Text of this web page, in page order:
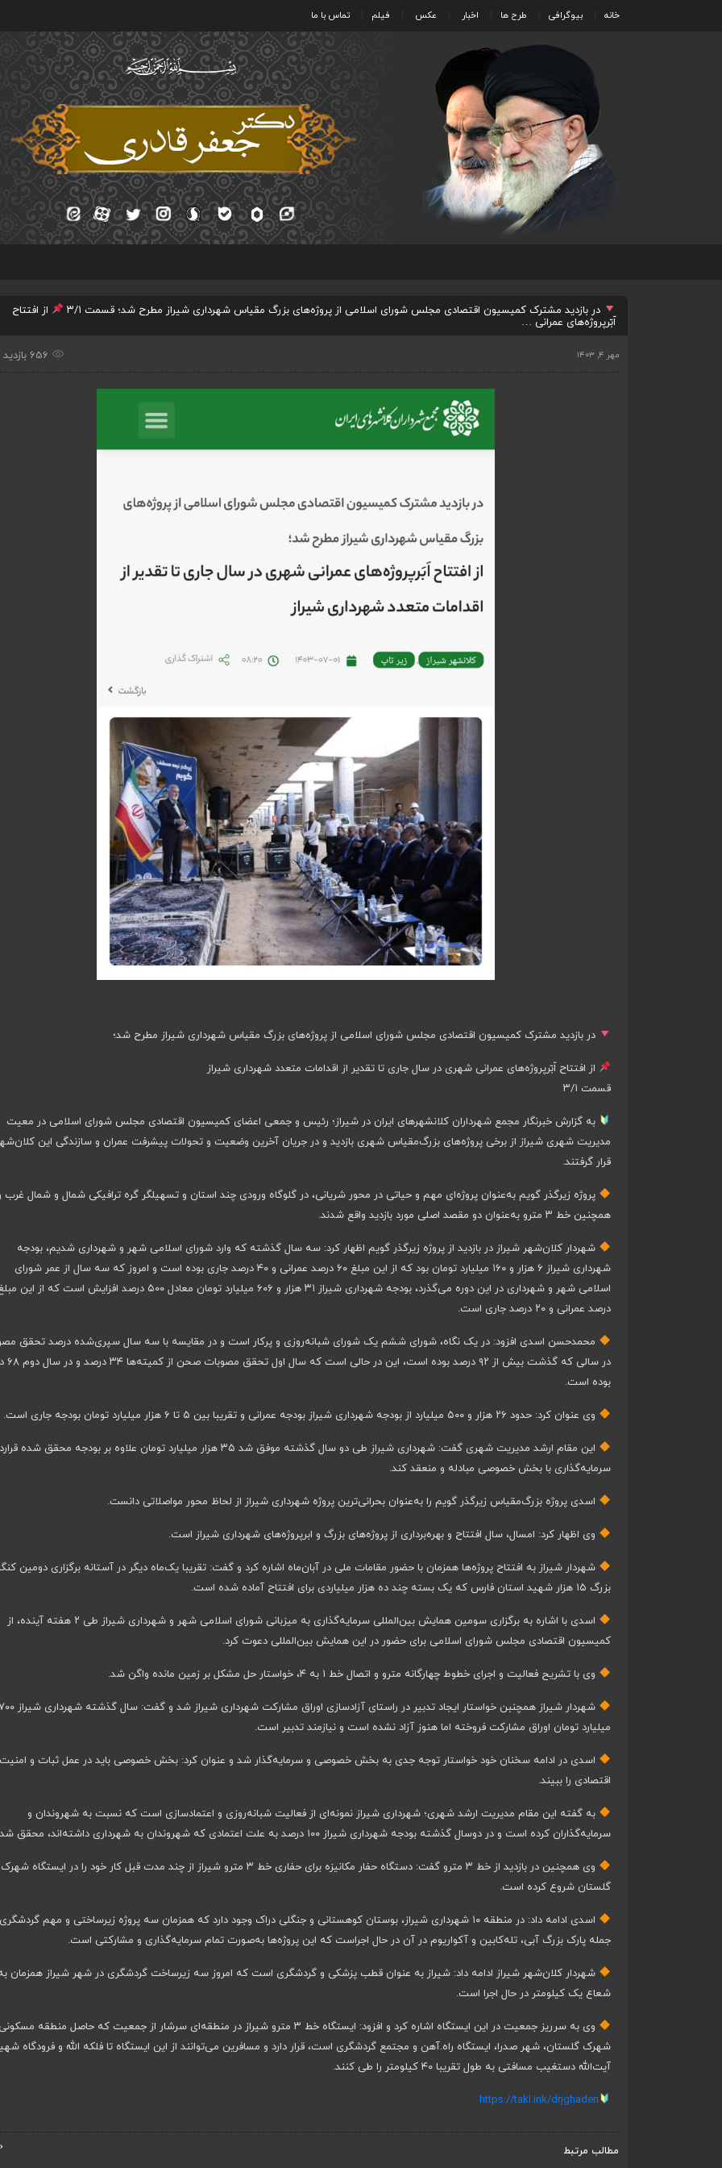
خانه بیوگرافی طرح ها اخبار عکس فیلم تماس با ما
در بازدید مشترک کمیسیون اقتصادی مجلس شورای اسلامی از پروژه‌های بزرگ مقیاس شهرداری شیراز مطرح شد؛ قسمت ۳/۱
از افتتاح
اّبّرپروژه‌های عمرانی …
مهر ۴, ۱۴۰۳ 656 بازدید
در بازدید مشترک کمیسیون اقتصادی مجلس شورای اسلامی از پروژه‌های بزرگ مقیاس شهرداری شیراز مطرح شد؛
از افتتاح اّبّرپروژه‌های عمرانی شهری در سال جاری تا تقدیر از اقدامات متعدد شهرداری شیراز
قسمت ۳/۱
به گزارش خبرنگار مجمع شهرداران کلانشهرهای ایران در شیراز؛ رئیس و جمعی اعضای کمیسیون اقتصادی مجلس شورای اسلامی در معیت
مدیریت شهری شیراز از برخی پروژه‌های بزرگ‌مقیاس شهری بازدید و در جریان آخرین وضعیت و‌ تحولات پیشرفت عمران و سازندگی این
قرار گرفتند.
پروژه زیرگذر گویم به‌عنوان پروژه‌ای مهم و حیاتی در محور شریانی، در گلوگاه ورودی چند استان و تسهیلگر گره ترافیکی شمال و شمال غرب
همچنین خط ۳ مترو به‌عنوان دو مقصد اصلی مورد بازدید واقع شدند.
شهردار کلان‌شهر شیراز در بازدید از پروژه زیرگذر گویم اظهار کرد: سه سال گذشته که وارد شورای اسلامی شهر و شهرداری شدیم، بودجه
شهرداری شیراز ۶ هزار و ۱۶۰ میلیارد تومان بود که از این مبلغ ۶۰ درصد عمرانی و ۴۰ درصد جاری بوده است و امروز که سه سال از عمر شورای
درصد عمرانی و ۲۰ درصد جاری است.
محمدحسن اسدی افزود: در یک نگاه، شورای ششم یک شورای شبانه‌روزی و پرکار است و در مقایسه با سه سال سپری‌شده درصد تحقق
در سالی که
بوده است.
وی عنوان کرد: حدود ۲۶ هزار و ۵۰۰ میلیارد از بودجه شهرداری شیراز بودجه عمرانی و تقریبا بین ۵ تا ۶ هزار میلیارد تومان بودجه جاری است.
این مقام ارشد مدیریت شهری گفت: شهرداری شیراز طی دو سال گذشته موفق شد ۳۵ هزار میلیارد تومان علاوه بر بودجه محقق شده
سرمایه‌گذاری با بخش خصوصی مبادله و منعقد کند.
اسدی پروژه بزرگ‌مقیاس زیرگذر گویم را به‌عنوان بحرانی‌ترین پروژه شهرداری شیراز از لحاظ محور مواصلاتی دانست.
وی اظهار کرد: امسال، سال افتتاح و بهره‌برداری از پروژه‌های بزرگ و ابرپروژه‌های شهرداری شیراز است.
شهردار شیراز به افتتاح پروژه‌ها همزمان با حضور مقامات ملی در آبان‌ماه اشاره کرد و گفت: تقریبا یک‌ماه دیگر در آستانه برگزاری دومین
بزرگ ۱۵ هزار شهید استان فارس که یک بسته چند ده هزار میلیاردی برای افتتاح آماده شده است.
اسدی با اشاره به برگزاری سومین همایش بین‌المللی سرمایه‌گذاری به میزبانی شورای اسلامی شهر و شهرداری شیراز طی ۲ هفته آینده، از
کمیسیون اقتصادی مجلس شورای اسلامی برای حضور در این همایش بین‌المللی دعوت کرد.
وی با تشریح فعالیت و اجرای خطوط چهارگانه مترو و اتصال خط ۱ به ۴، خواستار حل مشکل بر زمین مانده واگن شد.
شهردار شیراز همچنبن خواستار ایجاد تدبیر در راستای آزادسازی اوراق مشارکت شهرداری
میلیارد تومان اوراق مشارکت فروخته اما هنوز آزاد نشده است و نیازمند تدبیر است.
اسدی در ادامه سخنان خود خواستار توجه جدی به بخش خصوصی و سرمایه‌گذار شد و عنوان کرد: بخش خصوصی باید در عمل ثبات و امنیت
اقتصادی را ببیند.
به گفته این مقام مدیریت ارشد شهری؛ شهرداری شیراز نمونه‌ای از فعالیت شبانه‌روزی و اعتمادسازی است که نسبت به شهروندان و
سرمایه‌گذاران کرده است و در دوسال گذشته بودجه شهرداری شیراز ۱۰۰ درصد به علت اعتمادی که شهروندان به شهرداری داشته‌اند، محقق شد.
وی همچنین در بازدید از خط ۳ مترو گفت: دستگاه حفار مکانیزه برای حفاری خط ۳ مترو شیراز از چند مدت قبل کار خود را در ایستگاه شهرک
گلستان شروع کرده است.
اسدی ادامه داد: در منطقه ۱۰ شهرداری شیراز، بوستان کوهستانی و جنگلی دراک وجود دارد که همزمان سه پروژه زیرساختی و مهم
جمله پارک بزرگ آبی، تله‌کابین و آکواریوم در آن در حال اجراست که این پروژه‌ها به‌صورت تمام سرمایه‌گذاری و مشارکتی است.
شهردار کلان‌شهر شیراز ادامه داد: شیراز به عنوان قطب پزشکی و گردشگری است که امروز سه زیرساخت گردشگری در شهر شیراز همزمان
شعاع یک کیلومتر در حال اجرا است.
وی به سرریز جمعیت در این ایستگاه اشاره کرد و افزود: ایستگاه خط ۳ مترو شیراز در منطقه‌ای سرشار از جمعیت که حاصل منطقه مسکونی
شهرک گلستان، شهر صدرا، ایستگاه راه.آهن و مجتمع گردشگری است، قرار دارد و مسافرین می‌توانند از این ایستگاه تا فلکه الله و فرودگاه
آیت‌الله دستغیب مسافتی به طول تقریبا ۴۰ کیلومتر را طی کنند.
https://takl.ink/drjghaderi
مطالب مرتبط ‹